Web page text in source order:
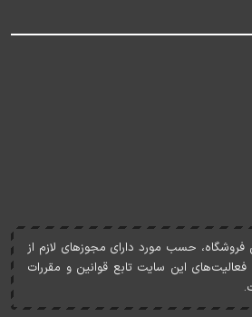
فروشگاه، حسب مورد دارای مجوزهای لازم از
اين سايت تابع قوانين و مقررات